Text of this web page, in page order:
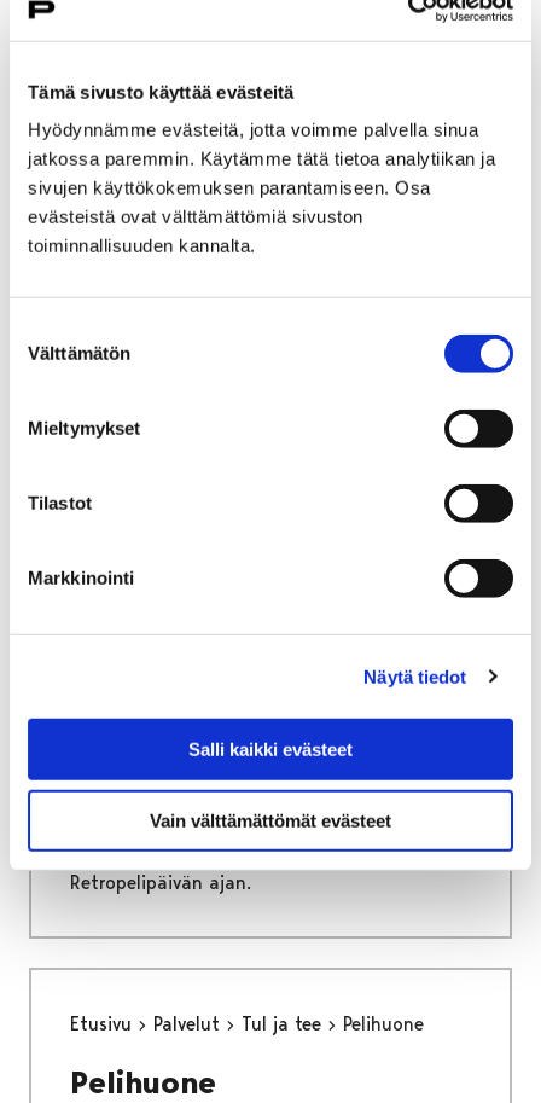
Tämä sivusto käyttää evästeitä
Hyödynnämme evästeitä, jotta voimme palvella sinua
jatkossa paremmin. Käytämme tätä tietoa analytiikan ja
sivujen käyttökokemuksen parantamiseen. Osa
evästeistä ovat välttämättömiä sivuston
toiminnallisuuden kannalta.
valinta
Välttämätön
Mieltymykset
Tilastot
Markkinointi
Näytä tiedot
Salli kaikki evästeet
Vain välttämättömät evästeet
Etusivu
Asiakkaana kirjastossa
Satakirjastojen verkkokirjasto
Satakirjastojen
verkkokirjasto
Ajankohtaisia tapahtumia
Retropelipäivä 2025
peliturnaukset
kaiken ikäisille ja tasoisille pelaajille.
Turnausten parhaille on maineen ja kunnian
lisäksi tarjolla erilaisia tuotepalkintoja.
Useimmat turnaukset ovat käynnissä koko
Retropelipäivän ajan.
Etusivu Palvelut Tul ja tee Pelihuone
Pelihuone